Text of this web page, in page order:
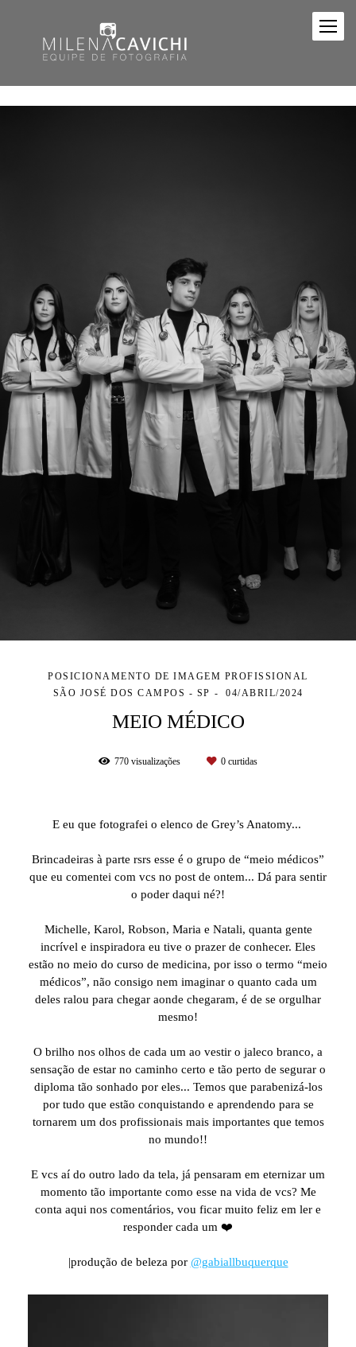
POSICIONAMENTO DE IMAGEM PROFISSIONAL
SÃO JOSÉ DOS CAMPOS - SP
04/ABRIL/2024
MEIO MÉDICO
770 visualizações 0 curtidas
E eu que fotografei o elenco de Grey’s Anatomy...
Brincadeiras à parte rsrs esse é o grupo de “meio médicos”
que eu comentei com vcs no post de ontem... Dá para sentir
o poder daqui né?!
Michelle, Karol, Robson, Maria e Natali, quanta gente
incrível e inspiradora eu tive o prazer de conhecer. Eles
estão no meio do curso de medicina, por isso o termo “meio
médicos”, não consigo nem imaginar o quanto cada um
deles ralou para chegar aonde chegaram, é de se orgulhar
mesmo!
O brilho nos olhos de cada um ao vestir o jaleco branco, a
sensação de estar no caminho certo e tão perto de segurar o
diploma tão sonhado por eles... Temos que parabenizá-los
por tudo que estão conquistando e aprendendo para se
tornarem um dos profissionais mais importantes que temos
no mundo!!
E vcs aí do outro lado da tela, já pensaram em eternizar um
momento tão importante como esse na vida de vcs? Me
conta aqui nos comentários, vou ficar muito feliz em ler e
responder cada um ❤️
|produção de beleza por @gabiallbuquerque